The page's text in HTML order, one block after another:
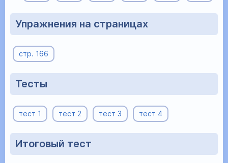
Упражнения на страницах
стр. 166
Тесты
тест 1 тест 2 тест 3 тест 4
Итоговый тест